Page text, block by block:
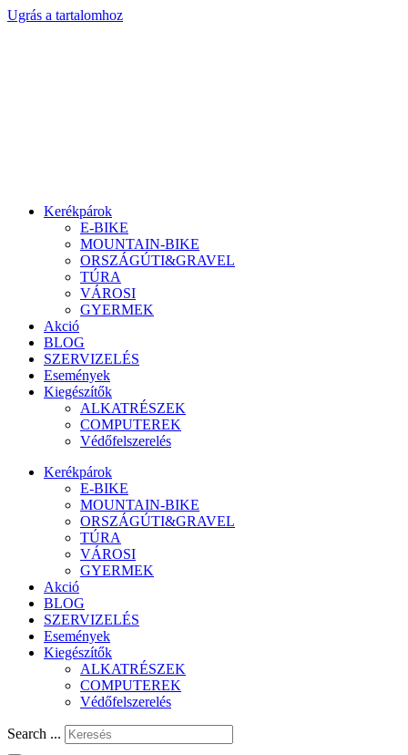
Ugrás a tartalomhoz
Kerékpárok
E-BIKE
MOUNTAIN-BIKE
ORSZÁGÚTI&GRAVEL
TÚRA
VÁROSI
GYERMEK
Akció
BLOG
SZERVIZELÉS
Események
Kiegészítők
ALKATRÉSZEK
COMPUTEREK
Védőfelszerelés
Kerékpárok
E-BIKE
MOUNTAIN-BIKE
ORSZÁGÚTI&GRAVEL
TÚRA
VÁROSI
GYERMEK
Akció
BLOG
SZERVIZELÉS
Események
Kiegészítők
ALKATRÉSZEK
COMPUTEREK
Védőfelszerelés
Search ...